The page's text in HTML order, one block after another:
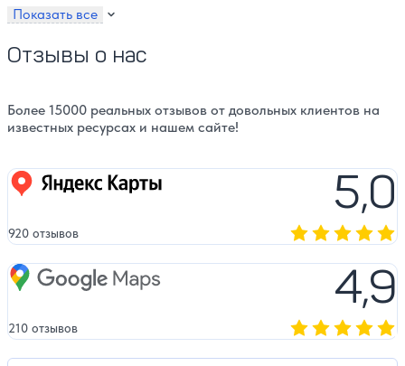
Показать все
Отзывы о нас
Более 15000 реальных отзывов от довольных клиентов на
известных ресурсах и нашем сайте!
Яндекс карты 5,0
920 отзывов
Google Maps 4,9
210 отзывов